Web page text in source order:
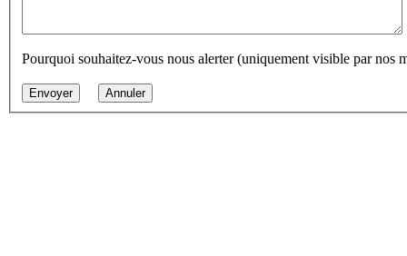
Pourquoi souhaitez-vous nous alerter (uniquement visible par nos